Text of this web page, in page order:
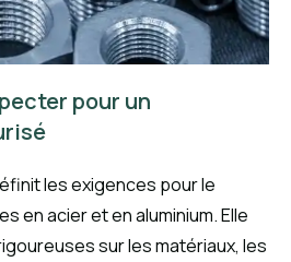
pour un
les exigences pour le
en acier et en aluminium. Elle
sur les matériaux, les